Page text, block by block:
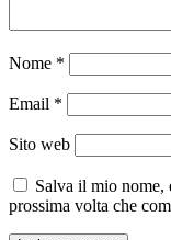
Nome *
Email *
Sito web
Salva il mio nome,
prossima volta che